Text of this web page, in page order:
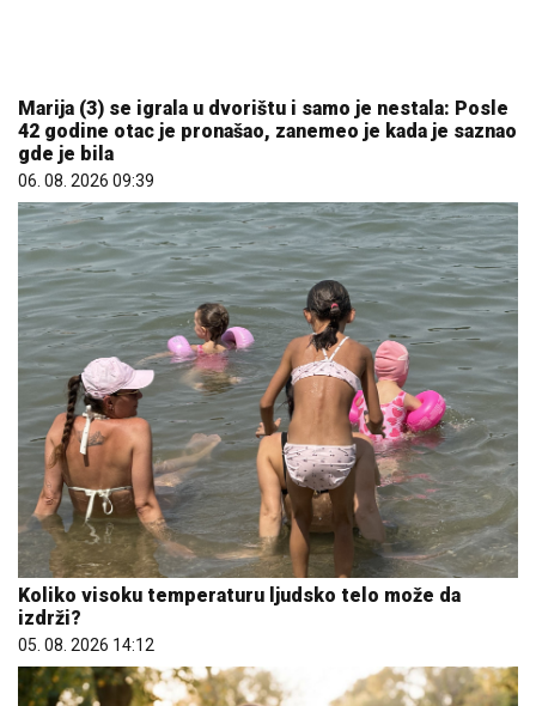
06. 08. 2026 09:39
Koliko visoku temperaturu ljudsko telo može da
izdrži?
05. 08. 2026 14:12